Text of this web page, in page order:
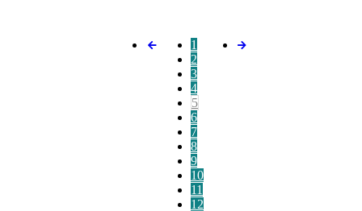
1
2
3
4
5
6
7
8
9
10
11
12